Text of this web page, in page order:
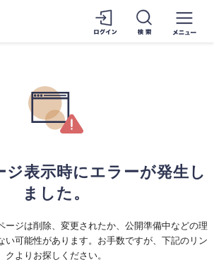
ジ表示時にエラーが発生し
ました。
ージは削除、変更されたか、公開準備中などの理
い可能性があります。お手数ですが、下記のリン
クよりお探しください。